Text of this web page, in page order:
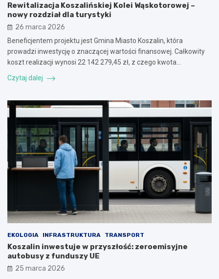
Rewitalizacja Koszalińskiej Kolei Wąskotorowej –
nowy rozdział dla turystyki
26 marca 2026
Beneficjentem projektu jest Gmina Miasto Koszalin, która
prowadzi inwestycję o znaczącej wartości finansowej. Całkowity
koszt realizacji wynosi 22 142 279,45 zł, z czego kwota…
Czytaj dalej
EKOLOGIA INFRASTRUKTURA TRANSPORT
Koszalin inwestuje w przyszłość: zeroemisyjne
autobusy z funduszy UE
25 marca 2026